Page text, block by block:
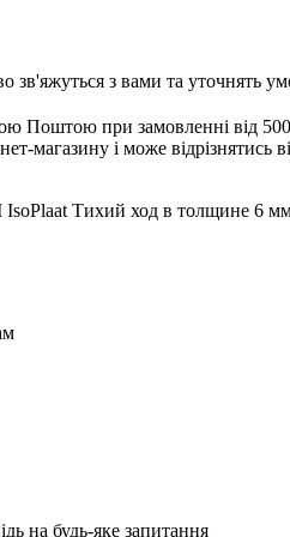
зв'яжуться з вами та уточнять
Поштою при замовленні від
магазину і може відрізнятись
Тихий ход в толщине 6
на будь-яке запитання